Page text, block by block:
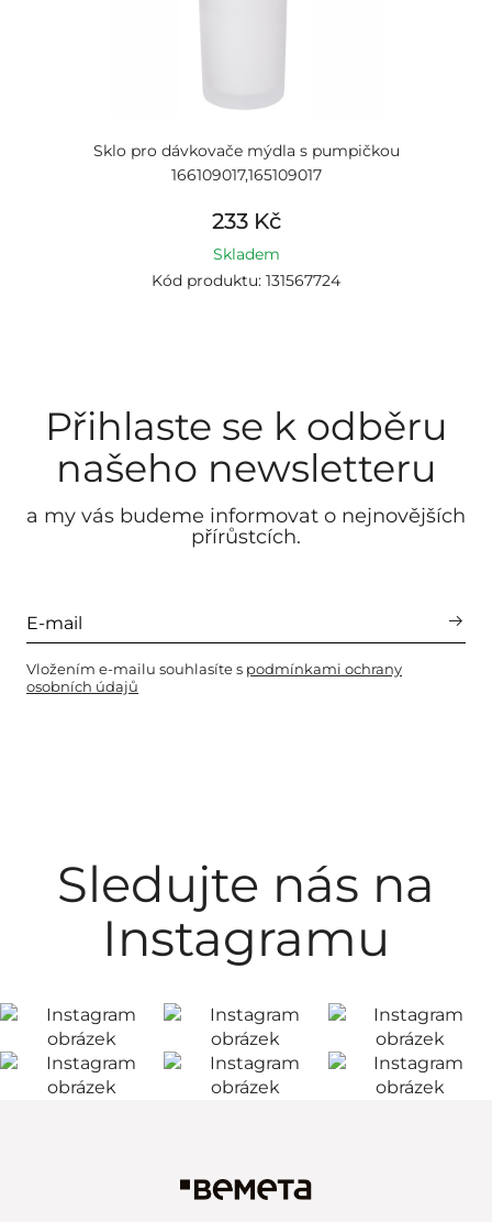
Sklo pro dávkovače mýdla s pumpičkou
166109017,165109017
233 Kč
Skladem
Kód produktu: 131567724
Přihlaste se k odběru
našeho newsletteru
a my vás budeme informovat o nejnovějších
přírůstcích.
Vložením e-mailu souhlasíte s podmínkami ochrany
osobních údajů
Sledujte nás na
Instagramu